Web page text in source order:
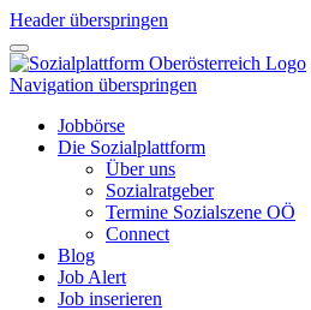
Header überspringen
Navigation überspringen
Jobbörse
Die Sozialplattform
Über uns
Sozialratgeber
Termine Sozialszene OÖ
Connect
Blog
Job Alert
Job inserieren